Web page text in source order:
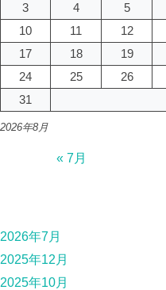
2026年8月
3
4 5
10
11 12
17
18 19
24
25 26
31
« 7月
2026年7月
2025年12月
2025年10月